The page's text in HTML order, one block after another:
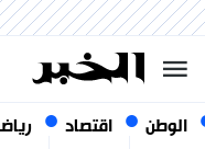
الوطن اقتصاد
أغسطس 2026